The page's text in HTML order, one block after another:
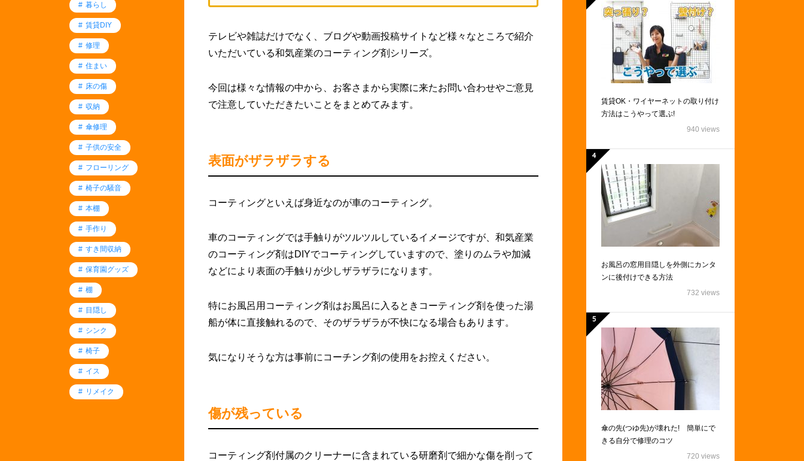
テレビや雑誌だけでなく、ブログや動画投稿サイトなど様々なところで紹介
いただいている和気産業のコーティング剤シリーズ。
今回は様々な情報の中から、お客さまから実際に来たお問い合わせやご意見
で注意していただきたいことをまとめてみます。
表面がザラザラする
コーティングといえば身近なのが車のコーティング。
車のコーティングでは手触りがツルツルしているイメージですが、和気産業
のコーティング剤はDIYでコーティングしていますので、塗りのムラや加減
などにより表面の手触りが少しザラザラになります。
特にお風呂用コーティング剤はお風呂に入るときコーティング剤を使った湯
船が体に直接触れるので、そのザラザラが不快になる場合もあります。
気になりそうな方は事前にコーチング剤の使用をお控えください。
傷が残っている
コーティング剤付属のクリーナーに含まれている研磨剤で細かな傷を削って
暮らし
賃貸DIY
修理
住まい
床の傷
収納
傘修理
子供の安全
フローリング
椅子の騒音
本棚
手作り
すき間収納
保育園グッズ
棚
目隠し
シンク
椅子
イス
リメイク
賃貸OK・ワイヤーネットの取り付け
方法はこうやって選ぶ!
940 views
お風呂の窓用目隠しを外側にカンタ
ンに後付けできる方法
732 views
傘の先(つゆ先)が壊れた! 簡単にで
きる自分で修理のコツ
720 views